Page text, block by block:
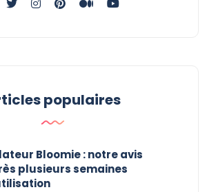
populaires
Bloomie : notre avis
plusieurs semaines